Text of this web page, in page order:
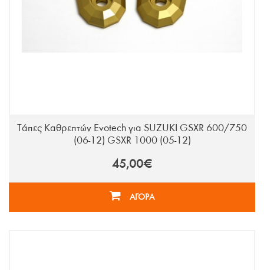
Τάπες Καθρεπτών Evotech για SUZUKI GSXR 600/750
(06-12) GSXR 1000 (05-12)
45,00€
ΑΓΟΡΑ